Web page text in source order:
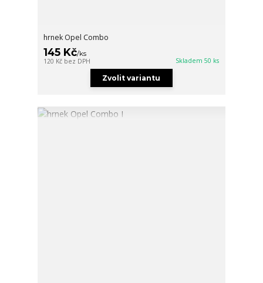
hrnek Opel Combo
145 Kč/ks
120 Kč bez DPH Skladem 50 ks
Zvolit variantu